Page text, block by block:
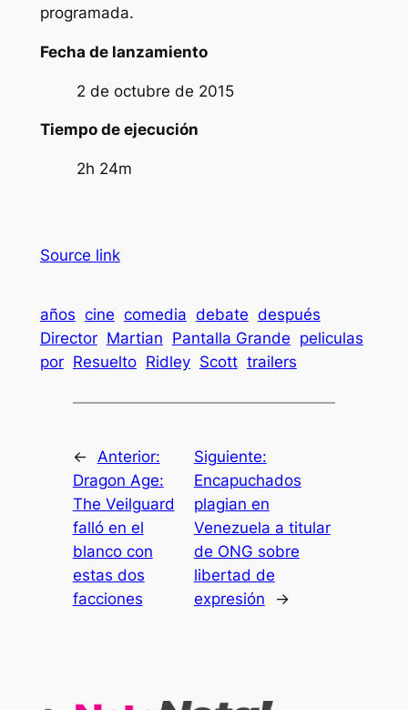
programada.
Fecha de lanzamiento
2 de octubre de 2015
Tiempo de ejecución
2h 24m
Source link
años cine comedia debate después
Director Martian Pantalla Grande peliculas
por Resuelto Ridley Scott trailers
←
Anterior:
Dragon Age:
The Veilguard
falló en el
blanco con
estas dos
facciones
Siguiente:
Encapuchados
plagian en
Venezuela a titular
de ONG sobre
libertad de
expresión
→